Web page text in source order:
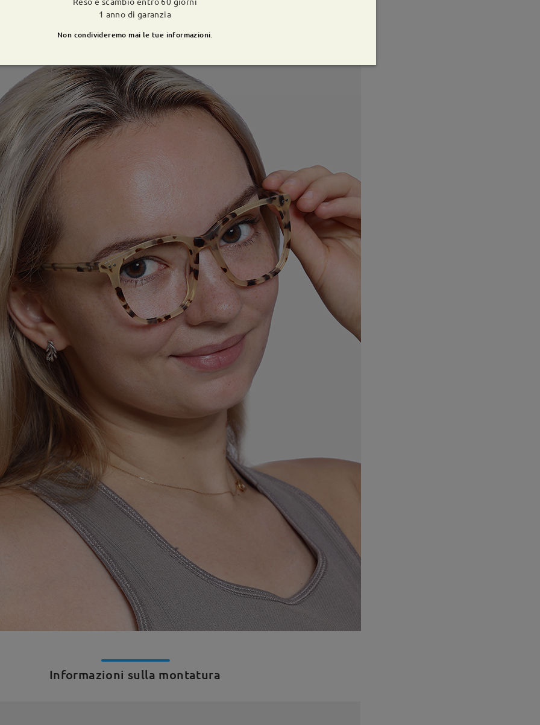
Informazioni sulla montatura
1 anno di garanzia
Non condivideremo mai le tue informazioni.